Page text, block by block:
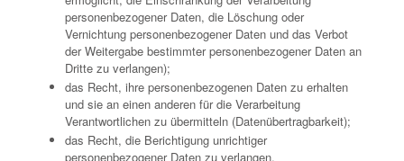
personenbezogener Daten, die Löschung oder
Vernichtung personenbezogener Daten und das Verbot
der Weitergabe bestimmter personenbezogener Daten an
Dritte zu verlangen);
das Recht, ihre personenbezogenen Daten zu erhalten
und sie an einen anderen für die Verarbeitung
Verantwortlichen zu übermitteln (Datenübertragbarkeit);
das Recht, die Berichtigung unrichtiger
personenbezogener Daten zu verlangen.